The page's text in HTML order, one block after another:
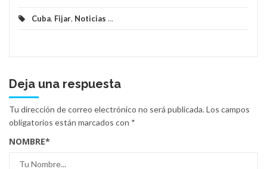
Cuba, Fijar, Noticias ...
Deja una respuesta
Tu dirección de correo electrónico no será publicada.Los campos
obligatorios están marcados con *
NOMBRE*